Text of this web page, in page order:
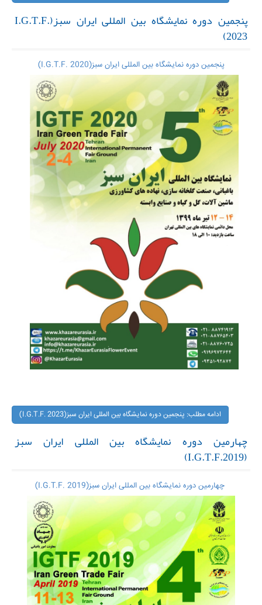
پنجمین دوره نمایشگاه بین المللی ایران سبز(I.G.T.F.
2023)
پنجمین دوره نمایشگاه بین المللی ایران سبز(I.G.T.F. 2020)
ادامه مطلب: پنجمین دوره نمایشگاه بین المللی ایران سبز(I.G.T.F. 2023)
چهارمین دوره نمایشگاه بین المللی ایران سبز
(I.G.T.F.2019)
چهارمین دوره نمایشگاه بین المللی ایران سبز(I.G.T.F. 2019)